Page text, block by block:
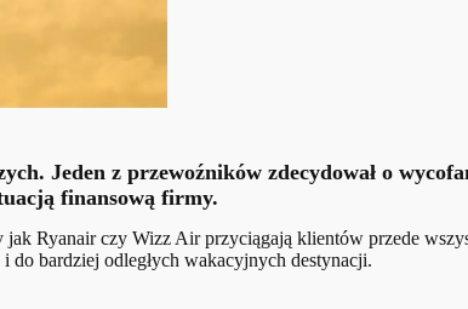
Jeden z przewoźników zdecydował o
finansową firmy.
Ryanair czy Wizz Air przyciągają klientów przede
do bardziej odległych wakacyjnych destynacji.